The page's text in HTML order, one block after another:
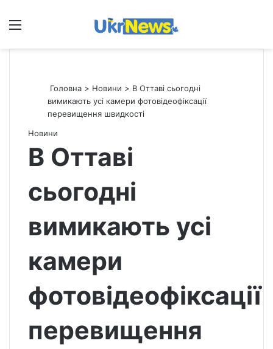
Меню
Головна > Новини > В Оттаві сьогодні
вимикають усі камери фотовідеофіксації
перевищення швидкості
Новини
В Оттаві
сьогодні
вимикають усі
камери
фотовідеофіксації
перевищення